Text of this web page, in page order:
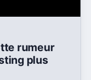
rumeur
plus